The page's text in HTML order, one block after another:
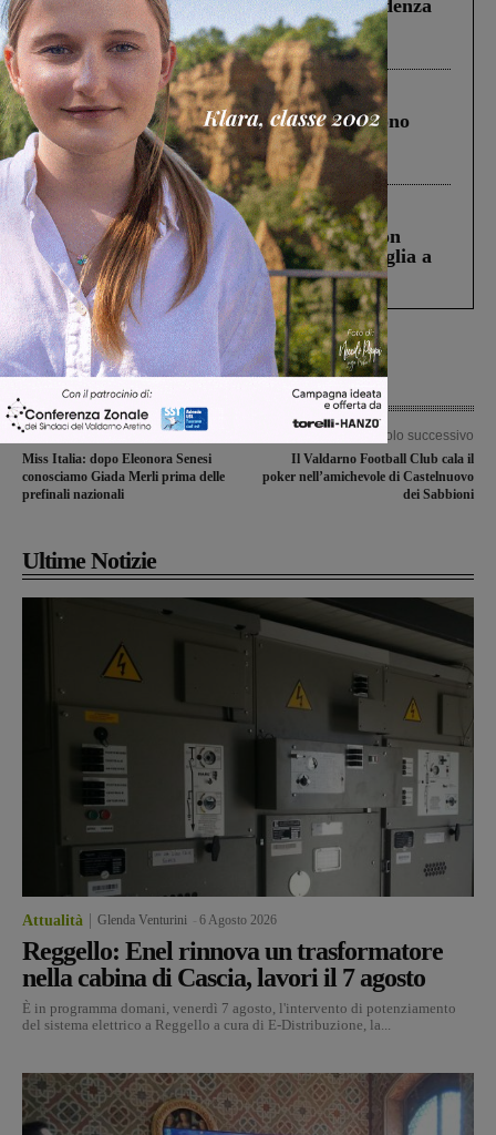
Piscina di Figline finanziata oltre la scadenza
Pnrr, il gruppo di Fratelli d’Italia: “Un
ringraziamento al Governo”
Cronaca 4 Agosto 2026
Un anno fa la strage in A1 in cui morirono
Gianni, Giulia e Franco. Lo schianto, il
processo, lo stop ai sorpassi fra tir....
Cronaca 3 Agosto 2026
Scomparso da una struttura di Castiglion
Fiorentino l’uomo che aveva ucciso la figlia a
Levane nel 2020
Articolo precedente
Miss Italia: dopo Eleonora Senesi
conosciamo Giada Merli prima delle
prefinali nazionali
Articolo successivo
Il Valdarno Football Club cala il
poker nell’amichevole di Castelnuovo
dei Sabbioni
Ultime Notizie
Attualità Glenda Venturini 6 Agosto 2026
Reggello: Enel rinnova un trasformatore
nella cabina di Cascia, lavori il 7 agosto
È in programma domani, venerdì 7 agosto, l'intervento di potenziamento
del sistema elettrico a Reggello a cura di E-Distribuzione, la...